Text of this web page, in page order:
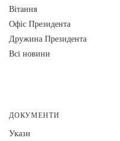
Вiтання
Офіс Президента
Дружина Президента
Всі новини
ДОКУМЕНТИ
Укази